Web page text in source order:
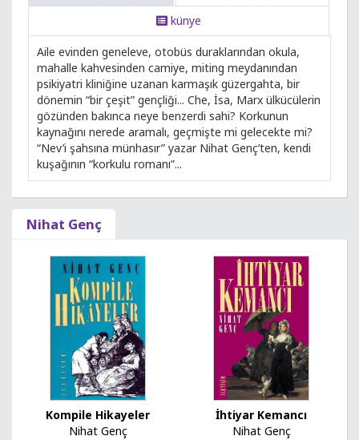
künye
Aile evinden geneleve, otobüs duraklarından okula,
mahalle kahvesinden camiye, miting meydanından
psikiyatri kliniğine uzanan karmaşık güzergahta, bir
dönemin “bir çeşit” gençliği... Che, İsa, Marx ülkücülerin
gözünden bakınca neye benzerdi sahi? Korkunun
kaynağını nerede aramalı, geçmişte mi gelecekte mi?
“Nev’i şahsına münhasır” yazar Nihat Genç’ten, kendi
kuşağının “korkulu romanı”...
Nihat Genç
Kompile Hikayeler
Nihat Genç
İhtiyar Kemancı
Nihat Genç